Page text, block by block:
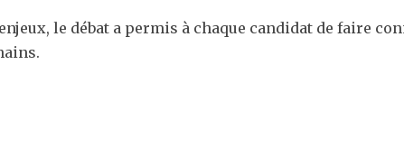
le débat a permis à chaque candidat de faire